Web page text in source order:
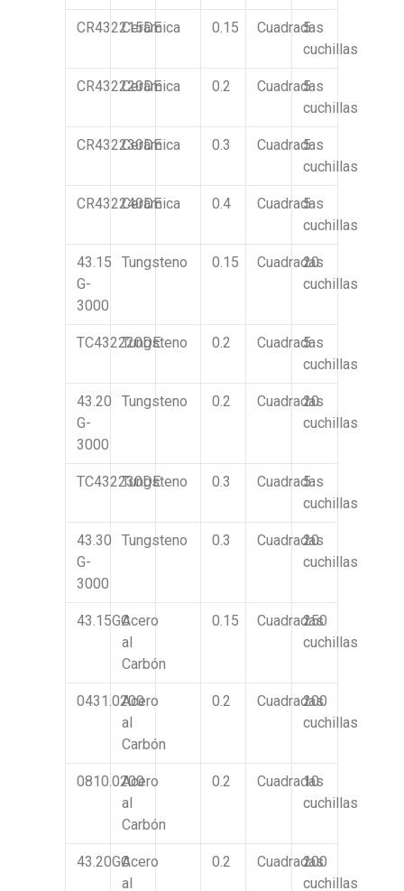
CR432215DE
Cerámica 0.15 Cuadradas
5
cuchillas
CR432220DE
Cerámica 0.2 Cuadradas
5
cuchillas
CR432230DE
Cerámica 0.3 Cuadradas
5
cuchillas
CR432240DE
Cerámica 0.4 Cuadradas
5
cuchillas
43.15
G-
3000
Tungsteno 0.15 Cuadradas
20
cuchillas
TC432220DE
Tungsteno 0.2 Cuadradas
5
cuchillas
43.20
G-
3000
Tungsteno 0.2 Cuadradas
20
cuchillas
TC432230DE
Tungsteno 0.3 Cuadradas
5
cuchillas
43.30
G-
3000
Tungsteno 0.3 Cuadradas
20
cuchillas
43.15GCAcero
al
Carbón
0.15 Cuadradas
250
cuchillas
0431.0200
Acero
al
Carbón
0.2 Cuadradas
200
cuchillas
0810.0200
Acero
al
Carbón
0.2 Cuadradas
10
cuchillas
43.20GCAcero
al
0.2 Cuadradas
200
cuchillas